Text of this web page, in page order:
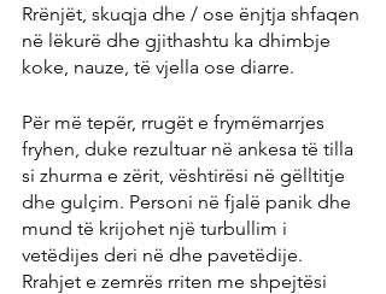
Rrënjët, skuqja dhe / ose ënjtja shfaqen
në lëkurë dhe gjithashtu ka dhimbje
koke, nauze, të vjella ose diarre.
Për më tepër, rrugët e frymëmarrjes
fryhen, duke rezultuar në ankesa të tilla
si zhurma e zërit, vështirësi në gëlltitje
dhe gulçim. Personi në fjalë panik dhe
mund të krijohet një turbullim i
vetëdijes deri në dhe pavetëdije.
Rrahjet e zemrës rriten me shpejtësi